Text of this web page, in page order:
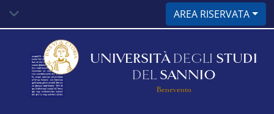
contenuto
AREA RISERVATA
UNIVERSITÀ DEGLI STUDI
DEL SANNIO
Benevento